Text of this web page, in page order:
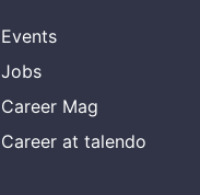
Events
Jobs
Career Mag
Career at talendo